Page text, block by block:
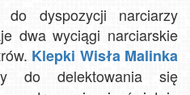
dyspozycji narciarzy
dwa wyciągi narciarskie
Klepki Wisła Malinka
do delektowania się